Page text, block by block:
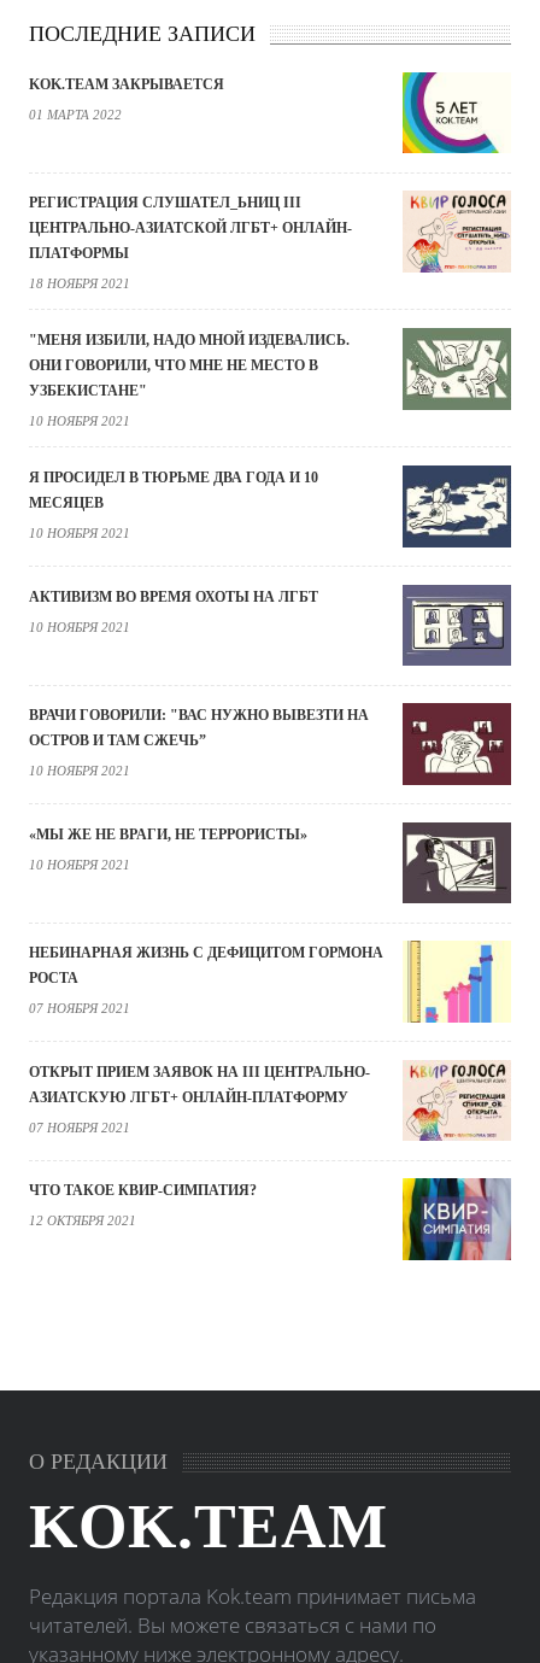
ПОСЛЕДНИЕ ЗАПИСИ
KOK.TEAM ЗАКРЫВАЕТСЯ
01 МАРТА 2022
РЕГИСТРАЦИЯ СЛУШАТЕЛ_ЬНИЦ III
ЦЕНТРАЛЬНО-АЗИАТСКОЙ ЛГБТ+ ОНЛАЙН-
ПЛАТФОРМЫ
18 НОЯБРЯ 2021
"МЕНЯ ИЗБИЛИ, НАДО МНОЙ ИЗДЕВАЛИСЬ.
ОНИ ГОВОРИЛИ, ЧТО МНЕ НЕ МЕСТО В
УЗБЕКИСТАНЕ"
10 НОЯБРЯ 2021
Я ПРОСИДЕЛ В ТЮРЬМЕ ДВА ГОДА И 10
МЕСЯЦЕВ
10 НОЯБРЯ 2021
АКТИВИЗМ ВО ВРЕМЯ ОХОТЫ НА ЛГБТ
10 НОЯБРЯ 2021
ВРАЧИ ГОВОРИЛИ: "ВАС НУЖНО ВЫВЕЗТИ НА
ОСТРОВ И ТАМ СЖЕЧЬ”
10 НОЯБРЯ 2021
«МЫ ЖЕ НЕ ВРАГИ, НЕ ТЕРРОРИСТЫ»
10 НОЯБРЯ 2021
НЕБИНАРНАЯ ЖИЗНЬ С ДЕФИЦИТОМ ГОРМОНА
РОСТА
07 НОЯБРЯ 2021
ОТКРЫТ ПРИЕМ ЗАЯВОК НА III ЦЕНТРАЛЬНО-
АЗИАТСКУЮ ЛГБТ+ ОНЛАЙН-ПЛАТФОРМУ
07 НОЯБРЯ 2021
ЧТО ТАКОЕ КВИР-СИМПАТИЯ?
12 ОКТЯБРЯ 2021
О РЕДАКЦИИ
KOK.TEAM
Редакция портала Kok.team принимает письма
читателей. Вы можете связаться с нами по
указанному ниже электронному адресу.